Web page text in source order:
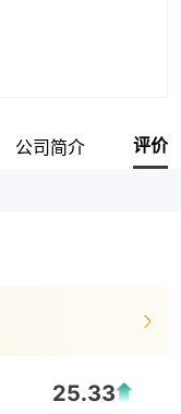
公司简介 评价
25.33